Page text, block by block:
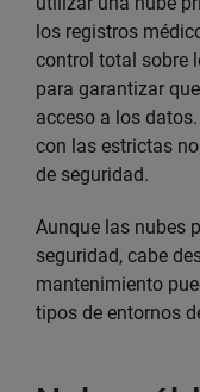
los registros
control total sobre
para garantizar
acceso a los
con las estrictas
de seguridad.
Aunque las nubes
seguridad, cabe
mantenimiento
tipos de entornos